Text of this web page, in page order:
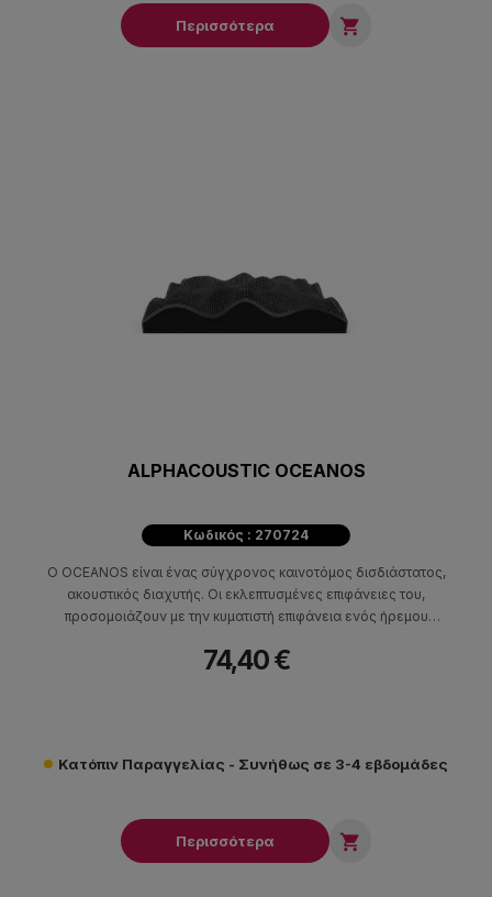
Περισσότερα 
ALPHACOUSTIC OCEANOS
Κωδικός : 270724
Ο OCEANOS είναι ένας σύγχρονος καινοτόμος δισδιάστατος,
ακουστικός διαχυτής. Οι εκλεπτυσμένες επιφάνειες του,
προσομοιάζουν με την κυματιστή επιφάνεια ενός ήρεμου
74,40 €
Κατόπιν Παραγγελίας - Συνήθως σε 3-4 εβδομάδες
Περισσότερα 